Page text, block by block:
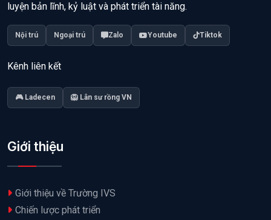
luyện bản lĩnh, kỷ luật và phát triển tài năng.
Nội trú Ngoại trú Zalo Youtube Tiktok
Kênh liên kết
🎮 Ladecen 🦁 Lân sư rồng VN
Giới thiệu
Giới thiệu về Trường IVS
Chiến lược phát triển